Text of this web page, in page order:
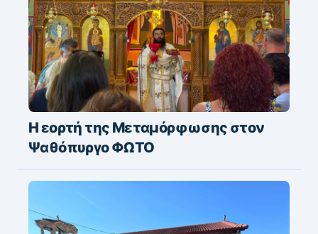
Η εορτή της Μεταμόρφωσης στον
Ψαθόπυργο ΦΩΤΟ